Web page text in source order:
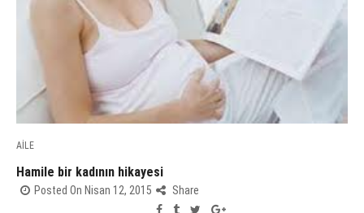
AİLE
Hamile bir kadının hikayesi
Posted On Nisan 12, 2015 Share